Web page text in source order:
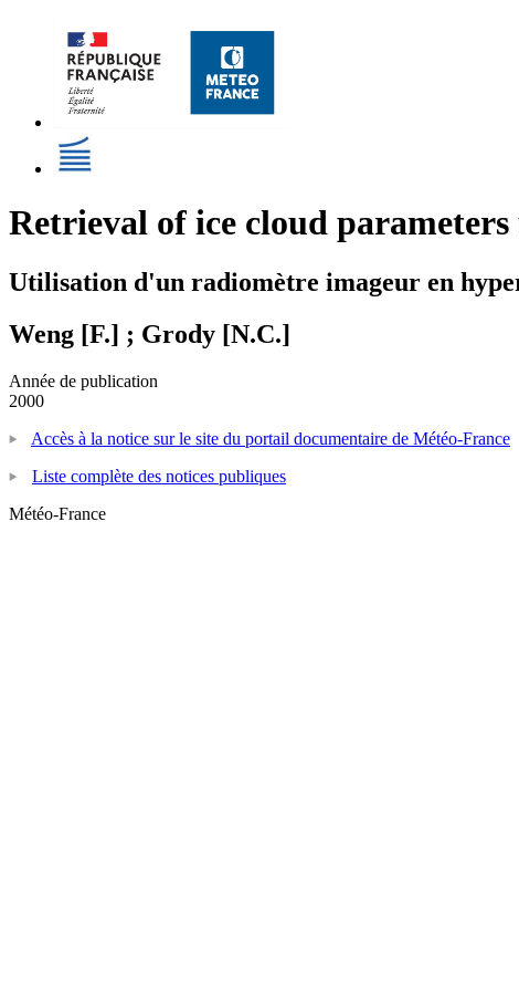
Retrieval of ice cloud
Utilisation d'un radiomètre imageur en
Weng [F.] ; Grody [N.C.]
Année de publication
2000
Accès à la notice sur le site du portail documentaire de Météo-France
Liste complète des notices publiques
Météo-France